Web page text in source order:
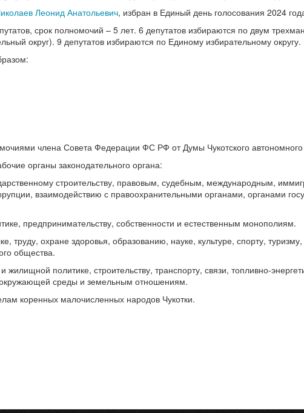
Леонид Анатольевич, избран в Единый день голосования 2024
срок полномочий – 5 лет. 6 депутатов избираются по двум
округ). 9 депутатов избираются по Единому избирательному округу.
члена Совета Федерации ФС РФ от Думы Чукотского автономного
органы законодательного органа:
строительству, правовым, судебным, международным,
взаимодействию с правоохранительными органами, органами
предпринимательству, собственности и естественным монополиям.
труду, охране здоровья, образованию, науке, культуре, спорту,
общества.
политике, строительству, транспорту, связи, топливно-
среды и земельным отношениям.
коренных малочисленных народов Чукотки.